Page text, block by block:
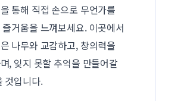
통해 직접 손으로 무언가를
거움을 느껴보세요. 이곳에서
나무와 교감하고, 창의력을
, 잊지 못할 추억을 만들어갈
것입니다.